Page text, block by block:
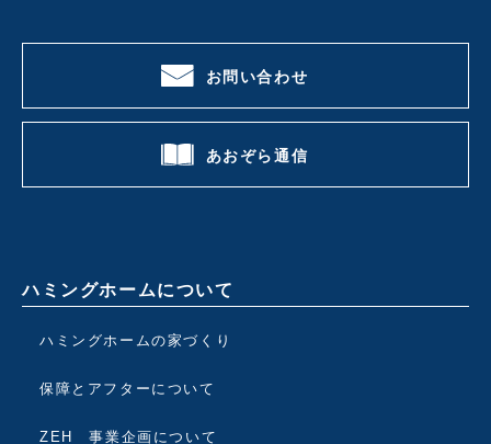
お問い合わせ
あおぞら通信
ハミングホームについて
ハミングホームの家づくり
保障とアフターについて
ZEH 事業企画について